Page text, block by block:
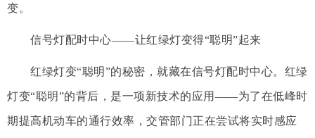
变。
信号灯配时中心——让红绿灯变得“聪明”起来
红绿灯变“聪明”的秘密，就藏在信号灯配时中心。红绿
灯变“聪明”的背后，是一项新技术的应用——为了在低峰时
期提高机动车的通行效率，交管部门正在尝试将实时感应